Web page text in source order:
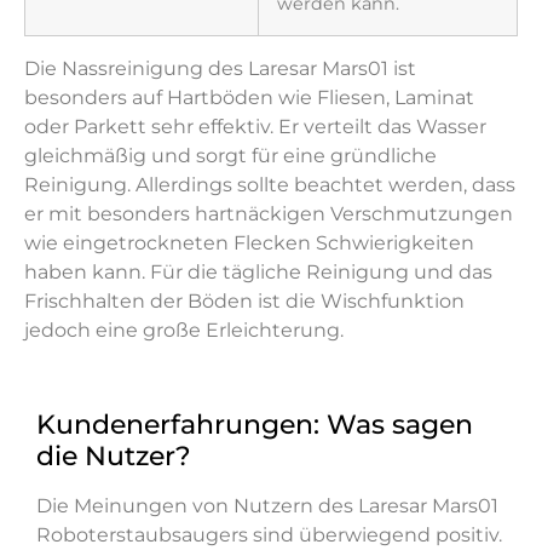
Die Nassreinigung des Laresar Mars01 ist
besonders auf Hartböden wie Fliesen, Laminat
oder Parkett sehr effektiv. Er verteilt das Wasser
gleichmäßig und sorgt für eine gründliche
Reinigung. Allerdings sollte beachtet werden, dass
er mit besonders hartnäckigen Verschmutzungen
wie eingetrockneten Flecken Schwierigkeiten
haben kann. Für die tägliche Reinigung und das
Frischhalten der Böden ist die Wischfunktion
jedoch eine große Erleichterung.
Kundenerfahrungen: Was sagen
die Nutzer?
Die Meinungen von Nutzern des Laresar Mars01
Roboterstaubsaugers sind überwiegend positiv.